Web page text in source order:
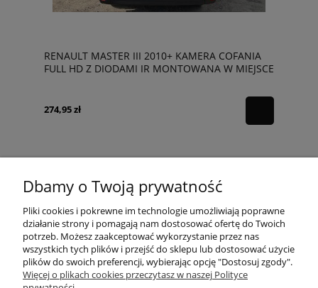
RENAULT MASTER III 2010+ KAMERA COFANIA
FULL HD Z DIODAMI IR MONTOWANA W MIEJSCE
274,95 zł
POMOC
MOJE KONTO
Dbamy o Twoją prywatność
Pliki cookies i pokrewne im technologie umożliwiają poprawne
działanie strony i pomagają nam dostosować ofertę do Twoich
potrzeb. Możesz zaakceptować wykorzystanie przez nas
wszystkich tych plików i przejść do sklepu lub dostosować użycie
plików do swoich preferencji, wybierając opcję "Dostosuj zgody".
Więcej o plikach cookies przeczytasz w naszej Polityce